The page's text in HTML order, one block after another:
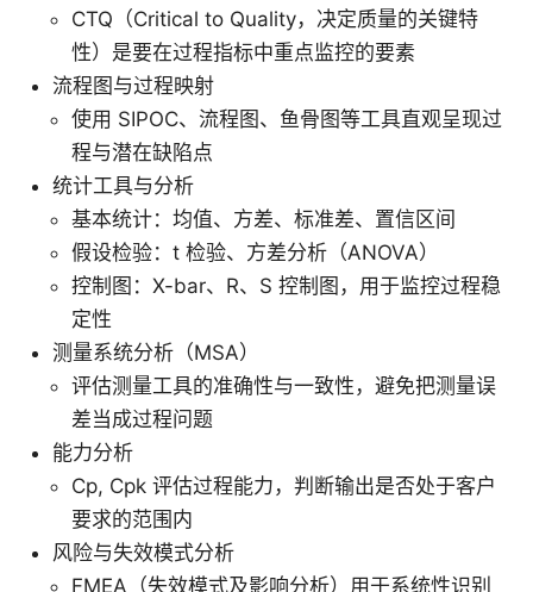
CTQ（Critical to Quality，决定质量的关键特
性）是要在过程指标中重点监控的要素
流程图与过程映射
使用 SIPOC、流程图、鱼骨图等工具直观呈现过
程与潜在缺陷点
统计工具与分析
基本统计：均值、方差、标准差、置信区间
假设检验：t 检验、方差分析（ANOVA）
控制图：X-bar、R、S 控制图，用于监控过程稳
定性
测量系统分析（MSA）
评估测量工具的准确性与一致性，避免把测量误
差当成过程问题
能力分析
Cp, Cpk 评估过程能力，判断输出是否处于客户
要求的范围内
风险与失效模式分析
FMEA（失效模式及影响分析）用于系统性识别